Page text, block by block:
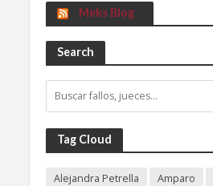
Meks Blog
Search
Tag Cloud
Alejandra Petrella Amparo